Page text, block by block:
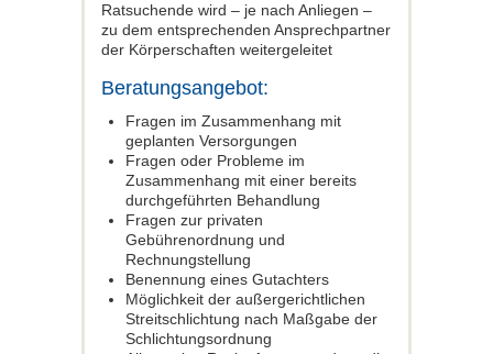
Ratsuchende wird – je nach Anliegen –
zu dem entsprechenden Ansprechpartner
der Körperschaften weitergeleitet
Beratungsangebot:
Fragen im Zusammenhang mit
geplanten Versorgungen
Fragen oder Probleme im
Zusammenhang mit einer bereits
durchgeführten Behandlung
Fragen zur privaten
Gebührenordnung und
Rechnungstellung
Benennung eines Gutachters
Möglichkeit der außergerichtlichen
Streitschlichtung nach Maßgabe der
Schlichtungsordnung